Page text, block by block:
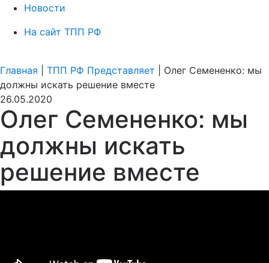
Новости
На сайт ТПП РФ
Главная ТПП РФ Представляет
Олег Семененко: мы
должны искать решение вместе
26.05.2020
Олег Семененко: мы
должны искать
решение вместе